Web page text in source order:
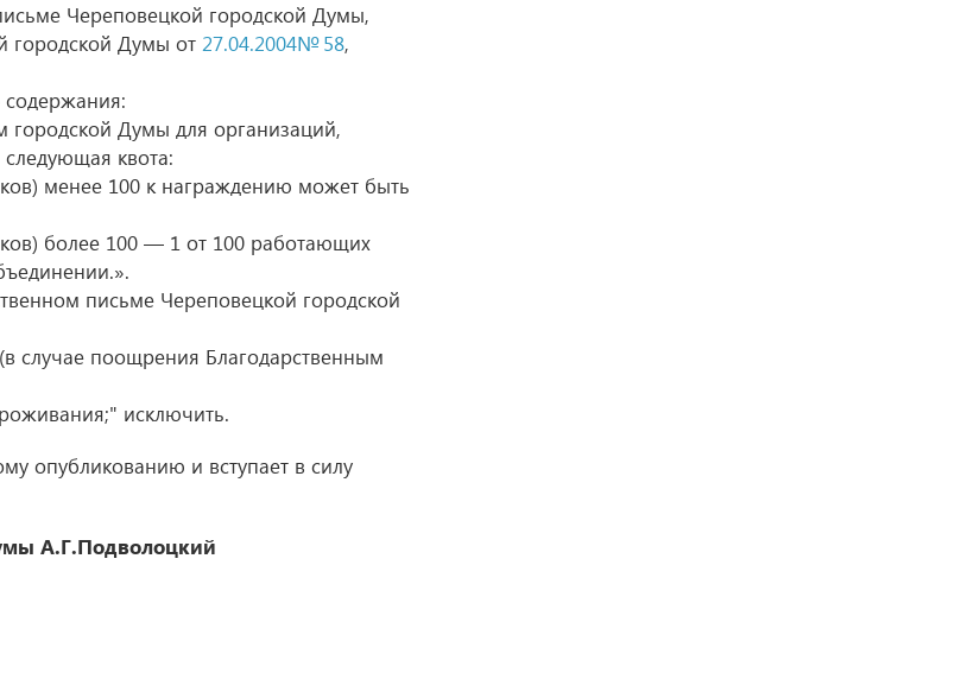
Череповецкой городской Думы,
городской Думы от 27.04.2004№ 58,
Думы для организаций,
квота:
менее 100 к награждению может быть
более 100 — 1 от 100 работающих
письме Череповецкой городской
случае поощрения Благодарственным
исключить.
опубликованию и вступает в силу
А.Г.Подволоцкий